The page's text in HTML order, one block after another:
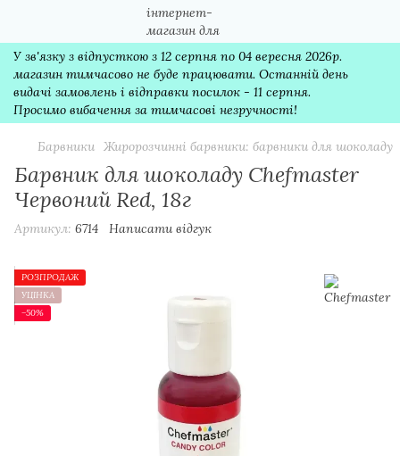
У зв'язку з відпусткою з 12 серпня по 04 вересня 2026р.
магазин тимчасово не буде працювати. Останній день
видачі замовлень і відправки посилок - 11 серпня.
Просимо вибачення за тимчасові незручності!
Барвники Жиророзчинні барвники: барвники для шоколаду
Барвник для шоколаду Chefmaster
Червоний Red, 18г
Артикул: 6714 Написати відгук
РОЗПРОДАЖ
УЦІНКА
−50%